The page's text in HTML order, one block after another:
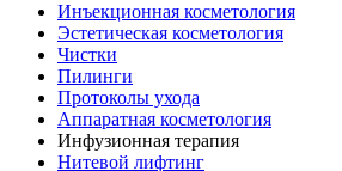
Инъекционная косметология
Эстетическая косметология
Чистки
Пилинги
Протоколы ухода
Аппаратная косметология
Инфузионная терапия
Нитевой лифтинг